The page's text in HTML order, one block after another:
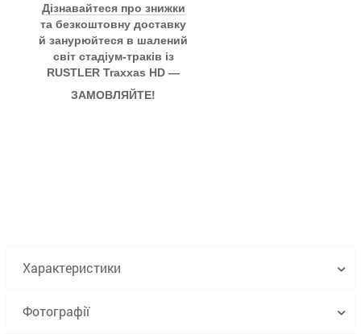
Дізнавайтеся про знижки
та безкоштовну доставку
й занурюйтеся в шалений
світ стадіум-траків із
RUSTLER Traxxas HD —
ЗАМОВЛЯЙТЕ!
Характеристики
Фотографії